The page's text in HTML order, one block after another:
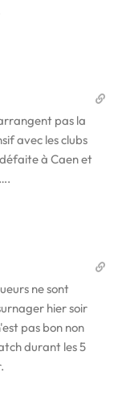
pas la
avec les clubs
défaite à Caen et
ne sont
hier soir
pas bon non
durant les 5